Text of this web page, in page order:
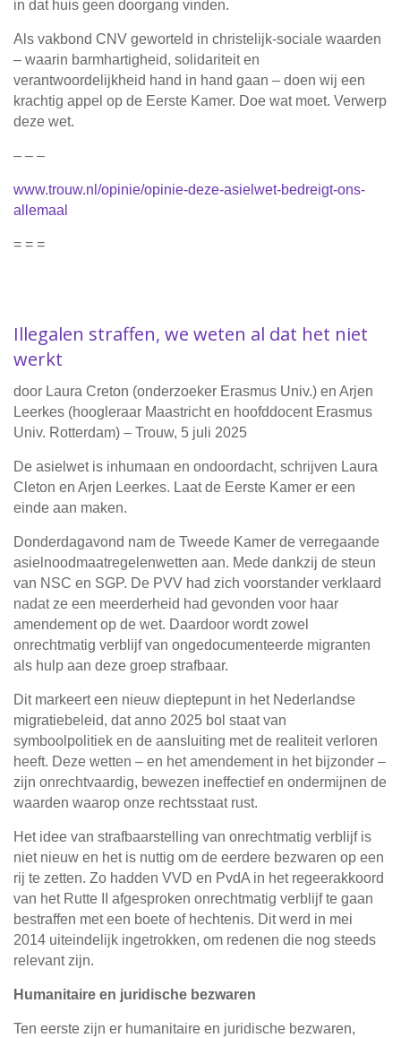
in dat huis geen doorgang vinden.
Als vakbond CNV geworteld in christelijk-sociale waarden
– waarin barmhartigheid, solidariteit en
verantwoordelijkheid hand in hand gaan – doen wij een
krachtig appel op de Eerste Kamer. Doe wat moet. Verwerp
deze wet.
– – –
www.trouw.nl/opinie/opinie-deze-asielwet-bedreigt-ons-
allemaal
= = =
Illegalen straffen, we weten al dat het niet
werkt
door Laura Creton (onderzoeker Erasmus Univ.) en Arjen
Leerkes (hoogleraar Maastricht en hoofddocent Erasmus
Univ. Rotterdam) – Trouw, 5 juli 2025
De asielwet is inhumaan en ondoordacht, schrijven Laura
Cleton en Arjen Leerkes. Laat de Eerste Kamer er een
einde aan maken.
Donderdagavond nam de Tweede Kamer de verregaande
asielnoodmaatregelenwetten aan. Mede dankzij de steun
van NSC en SGP. De PVV had zich voorstander verklaard
nadat ze een meerderheid had gevonden voor haar
amendement op de wet. Daardoor wordt zowel
onrechtmatig verblijf van ongedocumenteerde migranten
als hulp aan deze groep strafbaar.
Dit markeert een nieuw dieptepunt in het Nederlandse
migratiebeleid, dat anno 2025 bol staat van
symboolpolitiek en de aansluiting met de realiteit verloren
heeft. Deze wetten – en het amendement in het bijzonder –
zijn onrechtvaardig, bewezen ineffectief en ondermijnen de
waarden waarop onze rechtsstaat rust.
Het idee van strafbaarstelling van onrechtmatig verblijf is
niet nieuw en het is nuttig om de eerdere bezwaren op een
rij te zetten. Zo hadden VVD en PvdA in het regeerakkoord
van het Rutte II afgesproken onrechtmatig verblijf te gaan
bestraffen met een boete of hechtenis. Dit werd in mei
2014 uiteindelijk ingetrokken, om redenen die nog steeds
relevant zijn.
Humanitaire en juridische bezwaren
Ten eerste zijn er humanitaire en juridische bezwaren,